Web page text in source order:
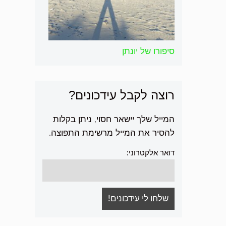
סיפורו של יונתן
רוצה לקבל עידכונים?
המייל שלך יישאר חסוי, ניתן בקלות
להסיר את המייל מרשימת התפוצה.
דואר אלקטרוני: